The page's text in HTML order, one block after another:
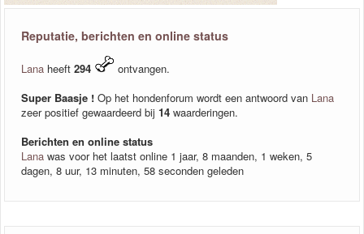
Reputatie, berichten en online status
Lana heeft 294
ontvangen.
Super Baasje ! Op het hondenforum wordt een antwoord van Lana
zeer positief gewaardeerd bij 14 waarderingen.
Berichten en online status
Lana was voor het laatst online 1 jaar, 8 maanden, 1 weken, 5
dagen, 8 uur, 13 minuten, 58 seconden geleden